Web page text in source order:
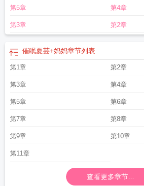
第5章 第4章
第3章 第2章
催眠夏芸+妈妈章节列表
第1章 第2章
第3章 第4章
第5章 第6章
第7章 第8章
第9章 第10章
第11章
查看更多章节...